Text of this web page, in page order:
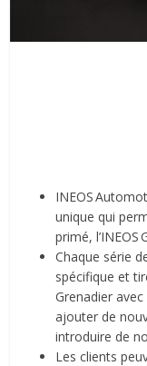
INEOS
unique qui
primé, l’INEOS
Chaque série
spécifique et
Grenadier
ajouter de
introduire de
Les clients